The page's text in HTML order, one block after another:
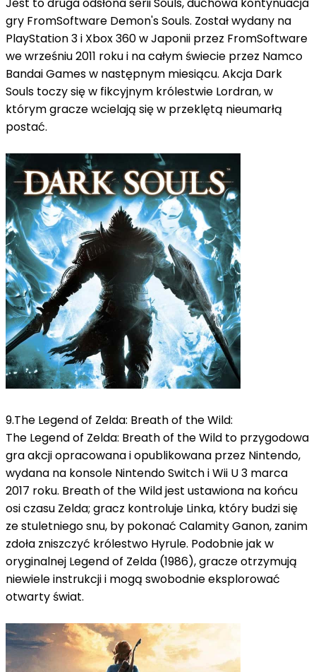
gry FromSoftware Demon's Souls. Został wydany na
PlayStation 3 i Xbox 360 w Japonii przez FromSoftware
we wrześniu 2011 roku i na całym świecie przez Namco
Bandai Games w następnym miesiącu. Akcja Dark
Souls toczy się w fikcyjnym królestwie Lordran, w
którym gracze wcielają się w przeklętą nieumarłą
postać.
9.The Legend of Zelda: Breath of the Wild:
The Legend of Zelda: Breath of the Wild to przygodowa
gra akcji opracowana i opublikowana przez Nintendo,
wydana na konsole Nintendo Switch i Wii U 3 marca
2017 roku. Breath of the Wild jest ustawiona na końcu
osi czasu Zelda; gracz kontroluje Linka, który budzi się
ze stuletniego snu, by pokonać Calamity Ganon, zanim
zdoła zniszczyć królestwo Hyrule. Podobnie jak w
oryginalnej Legend of Zelda (1986), gracze otrzymują
niewiele instrukcji i mogą swobodnie eksplorować
otwarty świat.